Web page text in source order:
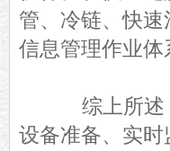
管、冷链、快
信息管理作业体
综上所述，
设备准备、实